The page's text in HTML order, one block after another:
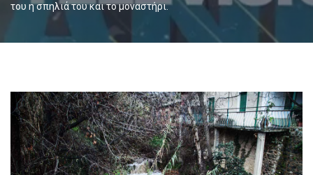
του η σπηλιά του και το μοναστήρι.